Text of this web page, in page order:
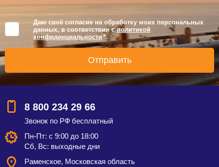
Даю своё согласие на обработку моих персональных
данных, в соответствии сполитикой
конфиденциальности *
8 800 234 29 66
Звонок по РФ бесплатный
Пн-Пт: с 9:00 до 18:00
Сб, Вс: выходные дни
Раменское, Московская область